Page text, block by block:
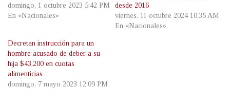
domingo, 1 octubre 2023 5:42 PM
En «Nacionales»
desde 2016
viernes, 11 octubre 2024 10:35 AM
En «Nacionales»
Decretan instrucción para un
hombre acusado de deber a su
hija $43,200 en cuotas
alimenticias
domingo, 7 mayo 2023 12:09 PM